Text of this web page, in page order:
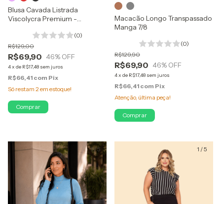
Blusa Cavada Listrada
Viscolycra Premium -
(0)
R$69,90
R$129,00
46% OFF
4x de R$17,48 sem juros
R$66,41 com Pix
Só restam 2 em estoque!
Comprar
Macacão Longo Transpassado
Manga 7/8
(0)
R$69,90
R$129,90
46% OFF
4x de R$17,48 sem juros
R$66,41 com Pix
Atenção, última peça!
Comprar
1/5 1 /5